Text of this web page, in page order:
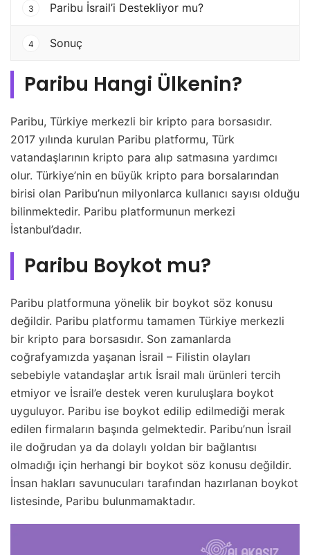
3 Paribu İsrail’i Destekliyor mu?
4 Sonuç
Paribu Hangi Ülkenin?
Paribu, Türkiye merkezli bir kripto para borsasıdır.
2017 yılında kurulan Paribu platformu, Türk
vatandaşlarının kripto para alıp satmasına yardımcı
olur. Türkiye’nin en büyük kripto para borsalarından
birisi olan Paribu’nun milyonlarca kullanıcı sayısı olduğu
bilinmektedir. Paribu platformunun merkezi
İstanbul’dadır.
Paribu Boykot mu?
Paribu platformuna yönelik bir boykot söz konusu
değildir. Paribu platformu tamamen Türkiye merkezli
bir kripto para borsasıdır. Son zamanlarda
coğrafyamızda yaşanan İsrail – Filistin olayları
sebebiyle vatandaşlar artık İsrail malı ürünleri tercih
etmiyor ve İsrail’e destek veren kuruluşlara boykot
uyguluyor. Paribu ise boykot edilip edilmediği merak
edilen firmaların başında gelmektedir. Paribu’nun İsrail
ile doğrudan ya da dolaylı yoldan bir bağlantısı
olmadığı için herhangi bir boykot söz konusu değildir.
İnsan hakları savunucuları tarafından hazırlanan boykot
listesinde, Paribu bulunmamaktadır.